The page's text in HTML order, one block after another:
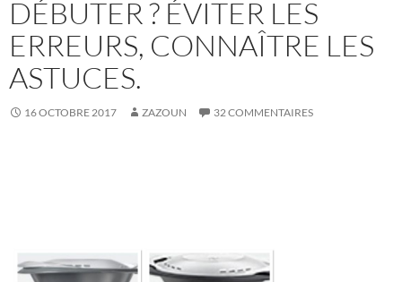
DÉBUTER ? ÉVITER LES
ERREURS, CONNAÎTRE LES
ASTUCES.
16 OCTOBRE 2017 ZAZOUN 32 COMMENTAIRES